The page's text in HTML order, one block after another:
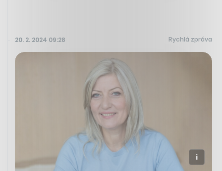
20. 2. 2024 09:28 Rychlá zpráva